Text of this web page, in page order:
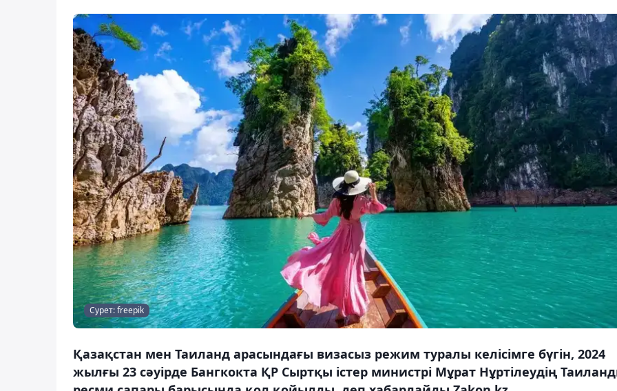
Сурет: freepik
Қазақстан мен Таиланд арасындағы визасыз режим туралы келісімге бүгін, 2024
жылғы 23 сәуірде Бангкокта ҚР Сыртқы істер министрі Мұрат Нұртілеудің